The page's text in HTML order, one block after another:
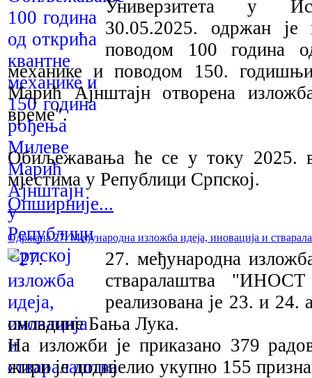
Универзитета у
30.05.2025. одржан је
поводом 100 година
механике и поводом 150.
Марић Ајнштајн отворена
време".
Обиљежавања ће се у току 2025.
мјестима у Републици Српској.
Опширније...
Одржана 27. Међународна изложба идеја, иновација и
27. међународна
стваралаштва
реализована је 23. и
омладине Бања Лука.
На изложби је приказано 379
жири је додијелио укупно 155